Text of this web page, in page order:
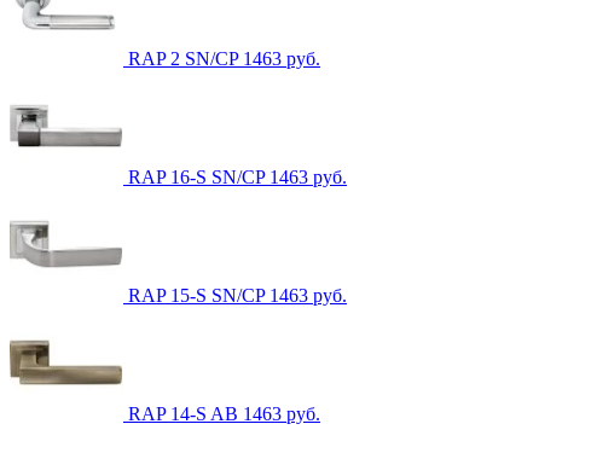
RAP 2 SN/CP 1463 руб.
RAP 16-S SN/CP 1463 руб.
RAP 15-S SN/CP 1463 руб.
RAP 14-S AB 1463 руб.